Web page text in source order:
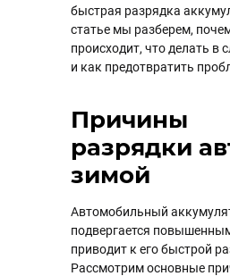
быстрая разрядка
статье мы разберем,
происходит, что делать в
и как предотвратить
Причины
разрядки
зимой
Автомобильный
подвергается
приводит к его быстрой
Рассмотрим основные